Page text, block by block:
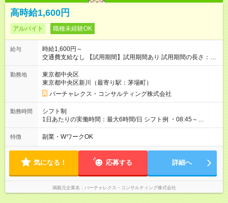
高時給1,600円
アルバイト 職種未経験OK
給与
時給1,600円～
交通費支給なし 【試用期間】試用期間あり 試用期間の長さ：1
ヶ月 雇用形態、給与は本採用時と同じです。
勤務地
東京都中央区
東京都中央区新川（最寄り駅：茅場町）
バーチャレクス・コンサルティング株式会社
勤務時間
シフト制
1日あたりの実働時間：最大6時間/日 シフト例 ・08:45～
13:45（休憩なし、実働5時間） ・14:00～20:00（休憩60分、
実働5時間） ・14:00～20:30（休憩60分、実働5.5時間） ・
位で支給します ＊サービス残業はありません
特徴 副業・WワークOK
気になる！ 応募する 詳細へ
掲載元企業名 バーチャレクス・コンサルティング株式会社